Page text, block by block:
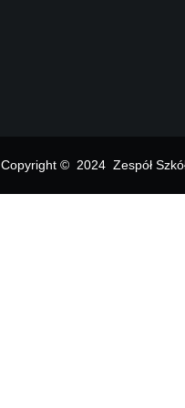
Copyright © 2024 Zespół